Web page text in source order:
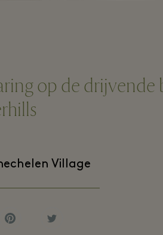
op de drijvende
Village